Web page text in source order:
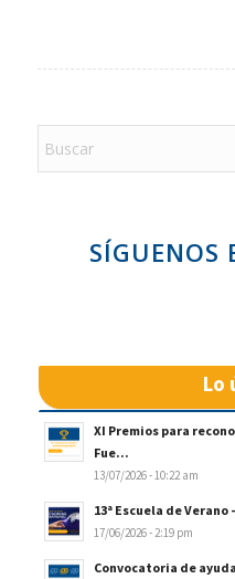
SÍGUENOS
Lo
XI Premios para
Fue...
13/07/2026 - 10:22 am
13ª Escuela de
17/06/2026 - 2:19 pm
Convocatoria de